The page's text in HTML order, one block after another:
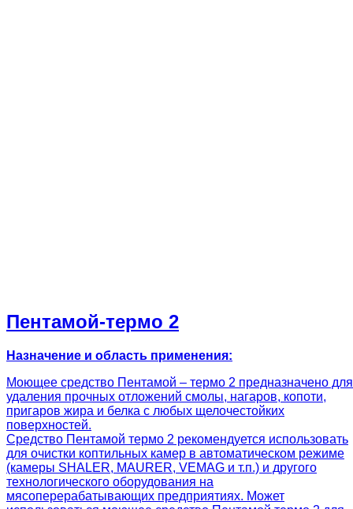
Пентамой-термо 2
Назначение и область применения:
Моющее средство Пентамой – термо 2 предназначено для
удаления прочных отложений смолы, нагаров, копоти,
пригаров жира и белка с любых щелочестойких
поверхностей.
Средство Пентамой термо 2 рекомендуется использовать
для очистки коптильных камер в автоматическом режиме
(камеры SHALER, MAURER, VEMAG и т.п.) и другого
технологического оборудования на
мясоперерабатывающих предприятиях. Может